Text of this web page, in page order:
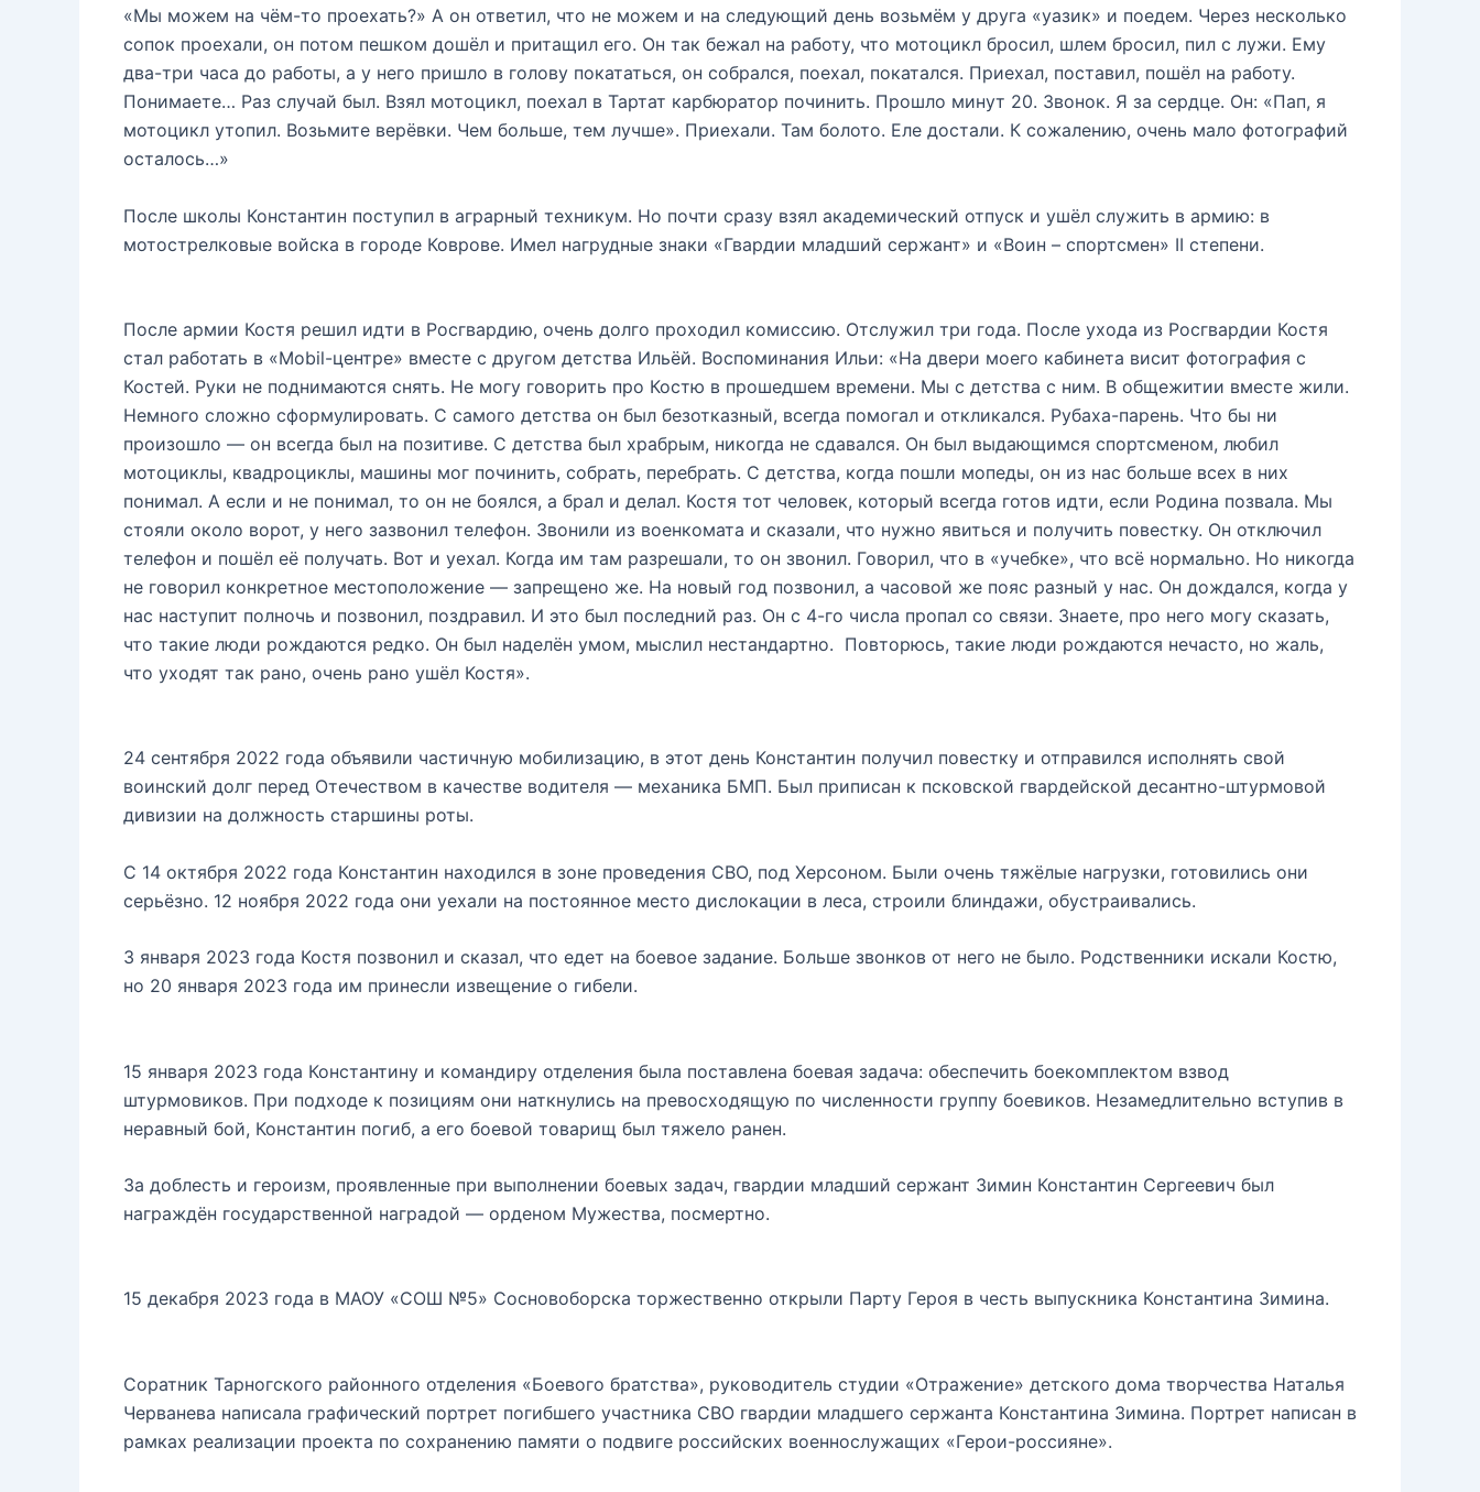
«Мы можем на чём-то проехать?» А он ответил, что не можем и на следующий день возьмём у друга «уазик» и поедем. Через несколько
сопок проехали, он потом пешком дошёл и притащил его. Он так бежал на работу, что мотоцикл бросил, шлем бросил, пил с лужи. Ему
два-три часа до работы, а у него пришло в голову покататься, он собрался, поехал, покатался. Приехал, поставил, пошёл на работу.
Понимаете… Раз случай был. Взял мотоцикл, поехал в Тартат карбюратор починить. Прошло минут 20. Звонок. Я за сердце. Он: «Пап, я
мотоцикл утопил. Возьмите верёвки. Чем больше, тем лучше». Приехали. Там болото. Еле достали. К сожалению, очень мало фотографий
осталось…»
После школы Константин поступил в аграрный техникум. Но почти сразу взял академический отпуск и ушёл служить в армию: в
мотострелковые войска в городе Коврове. Имел нагрудные знаки «Гвардии младший сержант» и «Воин – спортсмен» II степени.
После армии Костя решил идти в Росгвардию, очень долго проходил комиссию. Отслужил три года. После ухода из Росгвардии Костя
стал работать в «Mobil-центре» вместе с другом детства Ильёй. Воспоминания Ильи: «На двери моего кабинета висит фотография с
Костей. Руки не поднимаются снять. Не могу говорить про Костю в прошедшем времени. Мы с детства с ним. В общежитии вместе жили.
Немного сложно сформулировать. С самого детства он был безотказный, всегда помогал и откликался. Рубаха-парень. Что бы ни
произошло — он всегда был на позитиве. С детства был храбрым, никогда не сдавался. Он был выдающимся спортсменом, любил
мотоциклы, квадроциклы, машины мог починить, собрать, перебрать. С детства, когда пошли мопеды, он из нас больше всех в них
понимал. А если и не понимал, то он не боялся, а брал и делал. Костя тот человек, который всегда готов идти, если Родина позвала. Мы
стояли около ворот, у него зазвонил телефон. Звонили из военкомата и сказали, что нужно явиться и получить повестку. Он отключил
телефон и пошёл её получать. Вот и уехал. Когда им там разрешали, то он звонил. Говорил, что в «учебке», что всё нормально. Но никогда
не говорил конкретное местоположение — запрещено же. На новый год позвонил, а часовой же пояс разный у нас. Он дождался, когда у
нас наступит полночь и позвонил, поздравил. И это был последний раз. Он с 4-го числа пропал со связи. Знаете, про него могу сказать,
что такие люди рождаются редко. Он был наделён умом, мыслил нестандартно. Повторюсь, такие люди рождаются нечасто, но жаль,
что уходят так рано, очень рано ушёл Костя».
24 сентября 2022 года объявили частичную мобилизацию, в этот день Константин получил повестку и отправился исполнять свой
воинский долг перед Отечеством в качестве водителя — механика БМП. Был приписан к псковской гвардейской десантно-штурмовой
дивизии на должность старшины роты.
С 14 октября 2022 года Константин находился в зоне проведения СВО, под Херсоном. Были очень тяжёлые нагрузки, готовились они
серьёзно. 12 ноября 2022 года они уехали на постоянное место дислокации в леса, строили блиндажи, обустраивались.
3 января 2023 года Костя позвонил и сказал, что едет на боевое задание. Больше звонков от него не было. Родственники искали Костю,
но 20 января 2023 года им принесли извещение о гибели.
15 января 2023 года Константину и командиру отделения была поставлена боевая задача: обеспечить боекомплектом взвод
штурмовиков. При подходе к позициям они наткнулись на превосходящую по численности группу боевиков. Незамедлительно вступив в
неравный бой, Константин погиб, а его боевой товарищ был тяжело ранен.
За доблесть и героизм, проявленные при выполнении боевых задач, гвардии младший сержант Зимин Константин Сергеевич был
награждён государственной наградой — орденом Мужества, посмертно.
15 декабря 2023 года в МАОУ «СОШ №5» Сосновоборска торжественно открыли Парту Героя в честь выпускника Константина Зимина.
Соратник Тарногского районного отделения «Боевого братства», руководитель студии «Отражение» детского дома творчества Наталья
Черванева написала графический портрет погибшего участника СВО гвардии младшего сержанта Константина Зимина. Портрет написан в
рамках реализации проекта по сохранению памяти о подвиге российских военнослужащих «Герои-россияне».